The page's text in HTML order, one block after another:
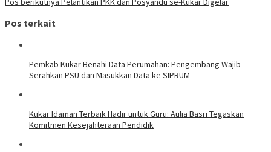
Pos terkait
Pemkab Kukar Benahi Data Perumahan: Pengembang Wajib
Serahkan PSU dan Masukkan Data ke SIPRUM
Kukar Idaman Terbaik Hadir untuk Guru: Aulia Basri Tegaskan
Komitmen Kesejahteraan Pendidik